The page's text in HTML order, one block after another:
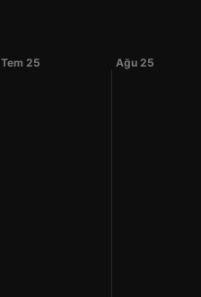
Tem 25 Ağu 25